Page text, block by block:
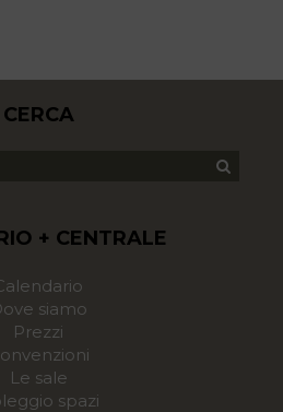
CERCA
+ CENTRALE
siamo
Prezzi
Le sale
spazi